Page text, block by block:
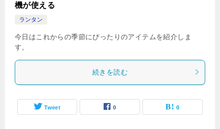
機が使える
ランタン
今日はこれからの季節にぴったりのアイテムを紹介しま
す。
続きを読む
Tweet 0 0